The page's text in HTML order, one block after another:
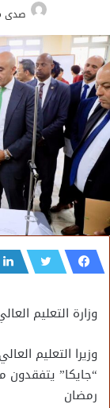
صدى
وزارة التعليم
وزيرا التعليم
“جايكا” يتفقدون
رمضان